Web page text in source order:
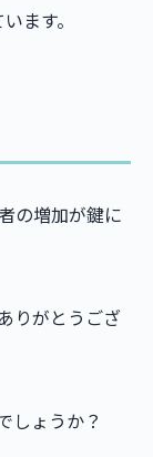
ます。
の増加が鍵に
りがとうござ
しょうか？